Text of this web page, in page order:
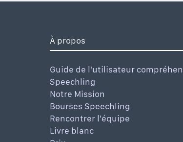
À propos
Guide de l'utilisateur
Speechling
Notre Mission
Bourses Speechling
Rencontrer l'équipe
Livre blanc